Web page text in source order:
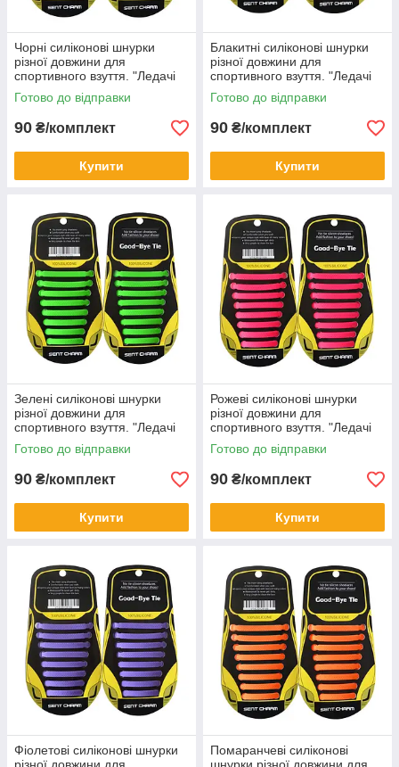
Чорні силіконові шнурки
різної довжини для
спортивного взуття. "Ледачі
шнурки". Гумові шнурки для
кросівок
Готово до відправки
90 ₴/комплект
Купити
Блакитні силіконові шнурки
різної довжини для
спортивного взуття. "Ледачі
шнурки". Гумові шнурки для
кросівок
Готово до відправки
90 ₴/комплект
Купити
Зелені силіконові шнурки
різної довжини для
спортивного взуття. "Ледачі
шнурки". Гумові шнурки для
кросівок
Готово до відправки
90 ₴/комплект
Купити
Рожеві силіконові шнурки
різної довжини для
спортивного взуття. "Ледачі
шнурки". Гумові шнурки для
кросівок
Готово до відправки
90 ₴/комплект
Купити
Фіолетові силіконові шнурки
Помаранчеві силіконові